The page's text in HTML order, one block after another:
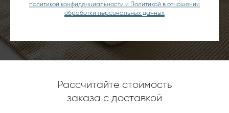
политикой конфиденциальности и Политикой в отношении
обработки персональных данных
Рассчитайте стоимость
заказа с доставкой